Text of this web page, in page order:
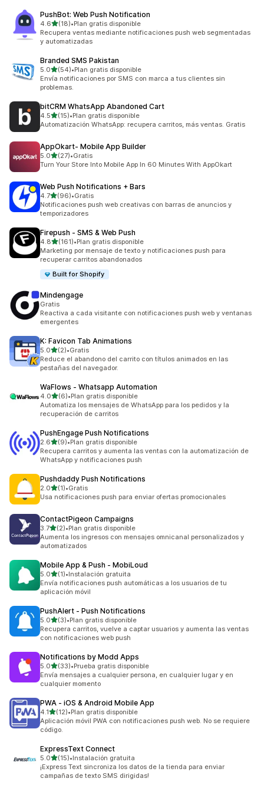
PushBot: Web Push Notification
4.6de 5 estrellas
(18)
18 reseñas en total
•Plan gratis disponible
Recupera ventas mediante notificaciones push web segmentadas
y automatizadas
Branded SMS Pakistan
5.0de 5 estrellas
(54)
54 reseñas en total
•Plan gratis disponible
Envía notificaciones por SMS con marca a tus clientes sin
problemas.
bitCRM WhatsApp Abandoned Cart
4.5de 5 estrellas
(15)
15 reseñas en total
•Plan gratis disponible
Automatización WhatsApp: recupera carritos, más ventas. Gratis
AppOkart‑ Mobile App Builder
5.0de 5 estrellas
(27)
27 reseñas en total
•Gratis
Turn Your Store Into Mobile App In 60 Minutes With AppOkart
Web Push Notifications + Bars
4.7de 5 estrellas
(96)
96 reseñas en total
•Gratis
Notificaciones push web creativas con barras de anuncios y
temporizadores
Firepush ‑ SMS & Web Push
4.8de 5 estrellas
(161)
161 reseñas en total
•Plan gratis disponible
Marketing por mensaje de texto y notificaciones push para
recuperar carritos abandonados
Built for Shopify
Mindengage
Gratis
Reactiva a cada visitante con notificaciones push web y ventanas
emergentes
K: Favicon Tab Animations
5.0de 5 estrellas
(2)
2 reseñas en total
•Gratis
Reduce el abandono del carrito con títulos animados en las
pestañas del navegador.
WaFlows ‑ Whatsapp Automation
4.0de 5 estrellas
(6)
6 reseñas en total
•Plan gratis disponible
Automatiza los mensajes de WhatsApp para los pedidos y la
recuperación de carritos
PushEngage Push Notifications
2.6de 5 estrellas
(9)
9 reseñas en total
•Plan gratis disponible
Recupera carritos y aumenta las ventas con la automatización de
WhatsApp y notificaciones push
Pushdaddy Push Notifications
2.0de 5 estrellas
(1)
1 reseñas en total
•Gratis
Usa notificaciones push para enviar ofertas promocionales
ContactPigeon Campaigns
3.7de 5 estrellas
(2)
2 reseñas en total
•Plan gratis disponible
Aumenta los ingresos con mensajes omnicanal personalizados y
automatizados
Mobile App & Push ‑ MobiLoud
5.0de 5 estrellas
(1)
1 reseñas en total
•Instalación gratuita
Envía notificaciones push automáticas a los usuarios de tu
aplicación móvil
PushAlert ‑ Push Notifications
5.0de 5 estrellas
(3)
3 reseñas en total
•Plan gratis disponible
Recupera carritos, vuelve a captar usuarios y aumenta las ventas
con notificaciones web push
Notifications by Modd Apps
5.0de 5 estrellas
(33)
33 reseñas en total
•Prueba gratis disponible
Envía mensajes a cualquier persona, en cualquier lugar y en
cualquier momento
PWA ‑ iOS & Android Mobile App
4.1de 5 estrellas
(12)
12 reseñas en total
•Plan gratis disponible
Aplicación móvil PWA con notificaciones push web. No se requiere
código.
ExpressText Connect
5.0de 5 estrellas
(15)
15 reseñas en total
•Instalación gratuita
¡Express Text sincroniza los datos de la tienda para enviar
campañas de texto SMS dirigidas!